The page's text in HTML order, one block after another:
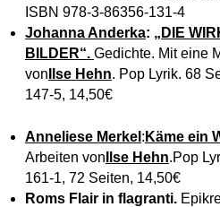
ISBN 978-3-86356-131-4
Johanna Anderka: „DIE
BILDER“. Gedichte. Mit eine
von Ilse Hehn. Pop Lyrik. 68
147-5, 14,50€
Anneliese Merkel : Käme ein
Arbeiten von Ilse Hehn.Pop
161-1, 72 Seiten, 14,50€
Roms Flair in flagranti.